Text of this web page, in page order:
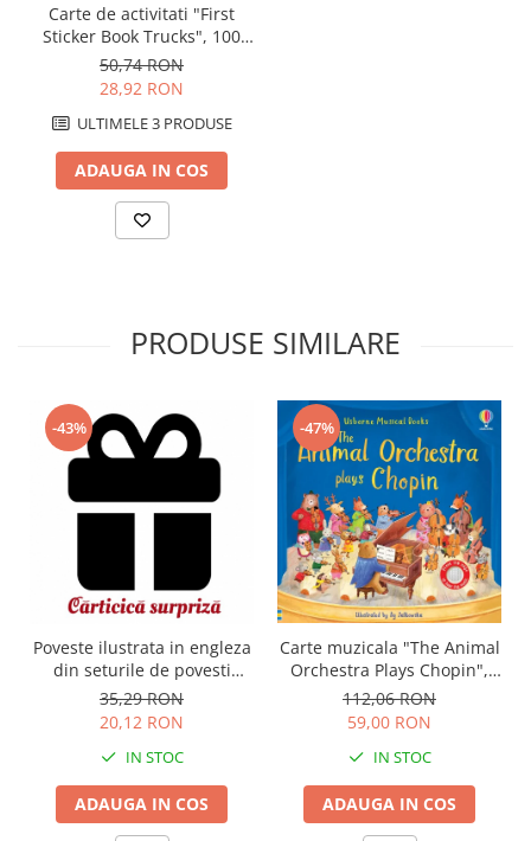
Carte de activitati "First
Sticker Book Trucks", 100
stickers, Usborne
50,74 RON
28,92 RON
ULTIMELE 3 PRODUSE
ADAUGA IN COS
PRODUSE SIMILARE
-43%
Poveste ilustrata in engleza
din seturile de povesti
Usborne
35,29 RON
20,12 RON
IN STOC
ADAUGA IN COS
-47%
Carte muzicala "The Animal
Orchestra Plays Chopin",
cartonata, Usborne
112,06 RON
59,00 RON
IN STOC
ADAUGA IN COS